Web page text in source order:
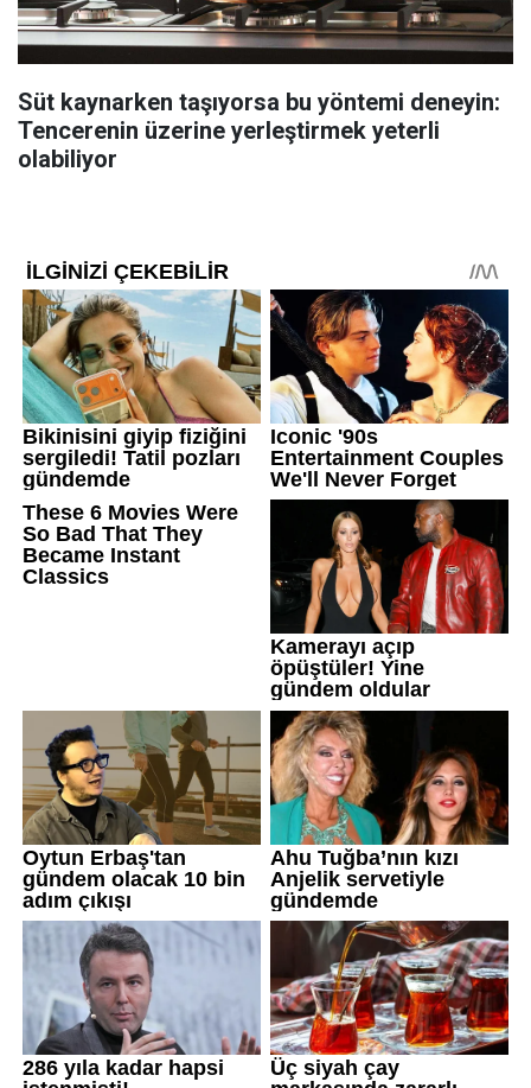
Süt kaynarken taşıyorsa bu yöntemi deneyin:
Tencerenin üzerine yerleştirmek yeterli
olabiliyor